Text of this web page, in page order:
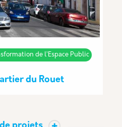
de l’Espace Public
du Rouet